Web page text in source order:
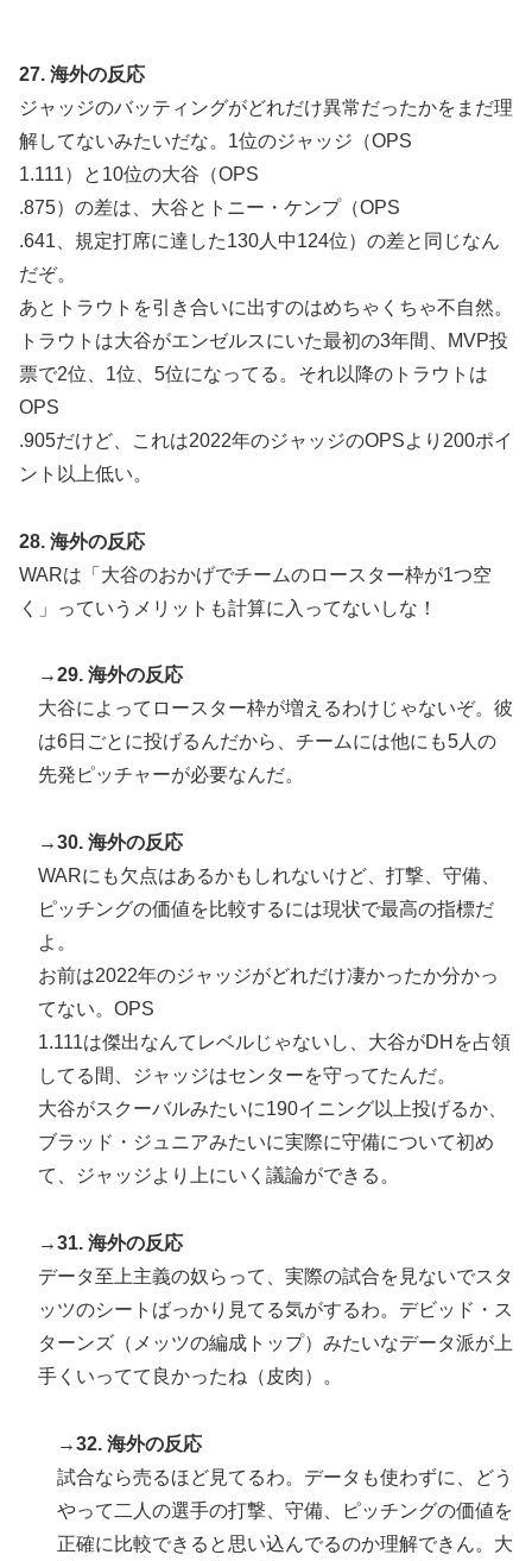
27. 海外の反応
ジャッジのバッティングがどれだけ異常だったかをまだ理
解してないみたいだな。1位のジャッジ（OPS
1.111）と10位の大谷（OPS
.875）の差は、大谷とトニー・ケンプ（OPS
.641、規定打席に達した130人中124位）の差と同じなん
だぞ。
あとトラウトを引き合いに出すのはめちゃくちゃ不自然。
トラウトは大谷がエンゼルスにいた最初の3年間、MVP投
票で2位、1位、5位になってる。それ以降のトラウトは
OPS
.905だけど、これは2022年のジャッジのOPSより200ポイ
ント以上低い。
28. 海外の反応
WARは「大谷のおかげでチームのロースター枠が1つ空
く」っていうメリットも計算に入ってないしな！
→29. 海外の反応
大谷によってロースター枠が増えるわけじゃないぞ。彼
は6日ごとに投げるんだから、チームには他にも5人の
先発ピッチャーが必要なんだ。
→30. 海外の反応
WARにも欠点はあるかもしれないけど、打撃、守備、
ピッチングの価値を比較するには現状で最高の指標だ
よ。
お前は2022年のジャッジがどれだけ凄かったか分かっ
てない。OPS
1.111は傑出なんてレベルじゃないし、大谷がDHを占領
してる間、ジャッジはセンターを守ってたんだ。
大谷がスクーバルみたいに190イニング以上投げるか、
ブラッド・ジュニアみたいに実際に守備について初め
て、ジャッジより上にいく議論ができる。
→31. 海外の反応
データ至上主義の奴らって、実際の試合を見ないでスタ
ッツのシートばっかり見てる気がするわ。デビッド・ス
ターンズ（メッツの編成トップ）みたいなデータ派が上
手くいってて良かったね（皮肉）。
→32. 海外の反応
試合なら売るほど見てるわ。データも使わずに、どう
やって二人の選手の打撃、守備、ピッチングの価値を
正確に比較できると思い込んでるのか理解できん。大